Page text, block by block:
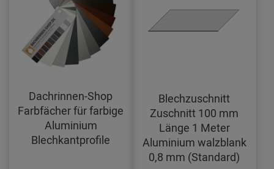
Dachrinnen-Shop
Farbfächer für farbige
Aluminium
Blechkantprofile
Blechzuschnitt
Zuschnitt 100 mm
Länge 1 Meter
Aluminium walzblank
0,8 mm (Standard)